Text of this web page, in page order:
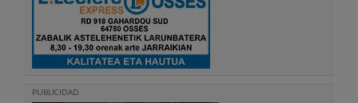
PUBLICIDAD